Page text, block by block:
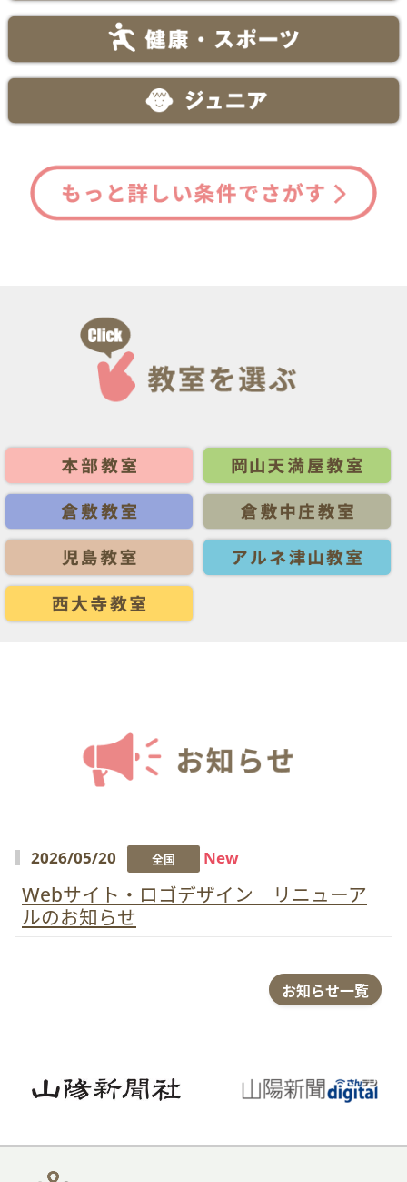
2026/05/20 全国 New
Webサイト・ロゴデザイン リニューア
ルのお知らせ
お知らせ一覧